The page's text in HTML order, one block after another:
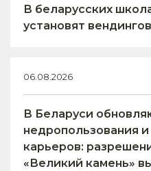
В беларусских
установят
06.08.2026
В Беларуси
недропользования
карьеров:
«Великий камень»